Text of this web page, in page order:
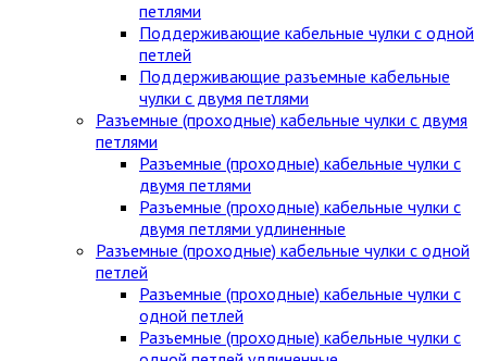
петлями
Поддерживающие кабельные чулки с одной
петлей
Поддерживающие разъемные кабельные
чулки с двумя петлями
Разъемные (проходные) кабельные чулки с двумя
петлями
Разъемные (проходные) кабельные чулки с
двумя петлями
Разъемные (проходные) кабельные чулки с
двумя петлями удлиненные
Разъемные (проходные) кабельные чулки с одной
петлей
Разъемные (проходные) кабельные чулки с
одной петлей
Разъемные (проходные) кабельные чулки с